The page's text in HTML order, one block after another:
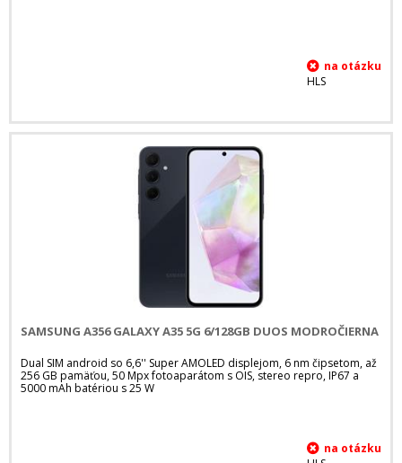
HLS
SAMSUNG A356 GALAXY A35 5G 6/128GB DUOS MODROČIERNA
Dual SIM android so 6,6'' Super AMOLED displejom, 6 nm čipsetom, až
256 GB pamäťou, 50 Mpx fotoaparátom s OIS, stereo repro, IP67 a
5000 mAh batériou s 25 W